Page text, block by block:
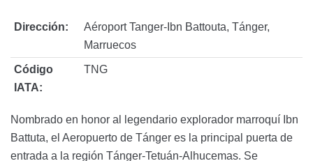
Dirección:
Aéroport Tanger-Ibn Battouta, Tánger,
Marruecos
Código
IATA:
TNG
Nombrado en honor al legendario explorador marroquí Ibn
Battuta, el Aeropuerto de Tánger es la principal puerta de
entrada a la región Tánger-Tetuán-Alhucemas. Se